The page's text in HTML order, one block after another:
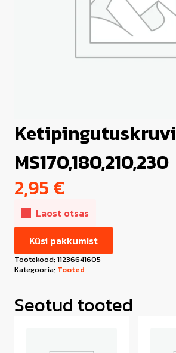
Ketipingutuskruvi
MS170,180,210,230
2,95€
Laost otsas
Küsi pakkumist
Tootekood:11236641605
Kategooria: Tooted
Seotud tooted